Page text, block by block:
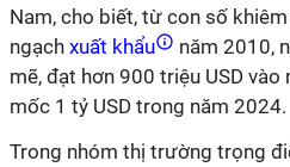
Nam, cho biết, từ con số
ngạch xuất khẩu
năm 2010,
mẽ, đạt hơn 900 triệu USD
mốc 1 tỷ USD trong năm 2024.
Trong nhóm thị trường trọng